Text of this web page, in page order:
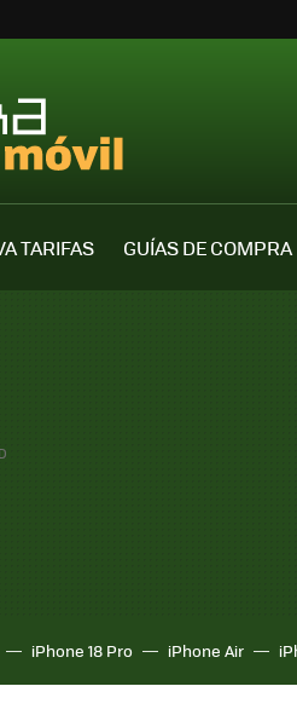
TARIFAS
GUÍAS DE COMPRA
iPhone 18 Pro iPhone Air